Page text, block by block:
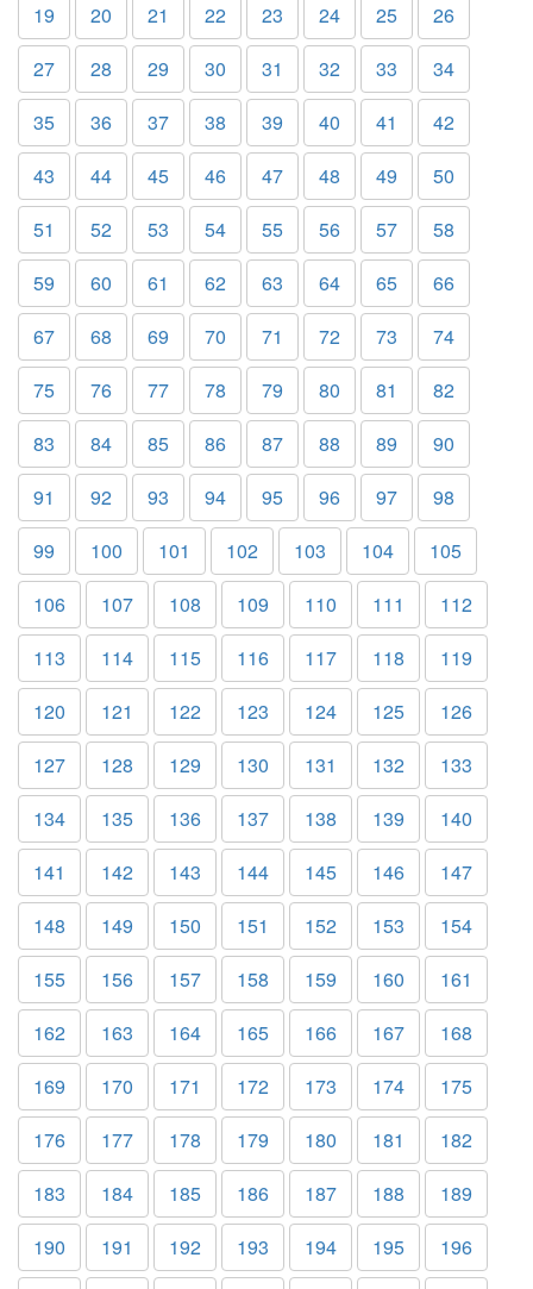
19
20 21 22 23 24 25
26
27
28 29 30 31 32 33
34
35
36 37 38 39 40 41
42
43
44 45 46 47 48 49
50
51
52 53 54 55 56 57
58
59
60 61 62 63 64 65
66
67
68 69 70 71 72 73
74
75
76 77 78 79 80 81
82
83
84 85 86 87 88 89
90
91
92 93 94 95 96 97
98
99
100 101 102 103 104
105
106
107 108 109 110 111
112
113
114 115 116 117 118
119
120
121 122 123 124 125
126
127
128 129 130 131 132
133
134
135 136 137 138 139
140
141
142 143 144 145 146
147
148
149 150 151 152 153
154
155
156 157 158 159 160
161
162
163 164 165 166 167
168
169
170 171 172 173 174
175
176
177 178 179 180 181
182
183
184 185 186 187 188
189
190
191 192 193 194 195
196